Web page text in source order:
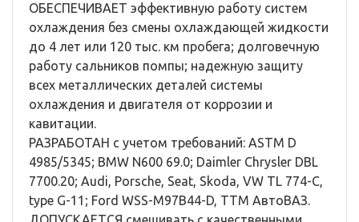
ОБЕСПЕЧИВАЕТ эффективную работу систем
охлаждения без смены охлаждающей жидкости
до 4 лет или 120 тыс. км пробега; долговечную
работу сальников помпы; надежную защиту
всех металлических деталей системы
охлаждения и двигателя от коррозии и
кавитации.
РАЗРАБОТАН с учетом требований: ASTM D
4985/5345; BMW N600 69.0; Daimler Chrysler DBL
7700.20; Audi, Porsche, Seat, Skoda, VW TL 774-C,
type G-11; Ford WSS-M97B44-D, TTM АвтоВАЗ.